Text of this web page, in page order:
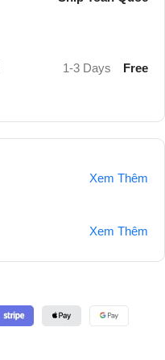
1-3 Days Free
Xem Thêm
Xem Thêm